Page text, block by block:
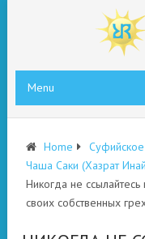
Menu
Home
Чаша Саки (Хазрат
Никогда не
своих собственных